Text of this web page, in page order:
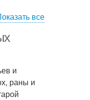
все
и
раны и